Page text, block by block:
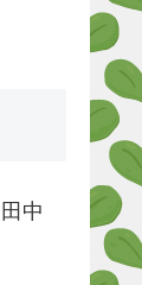
田中